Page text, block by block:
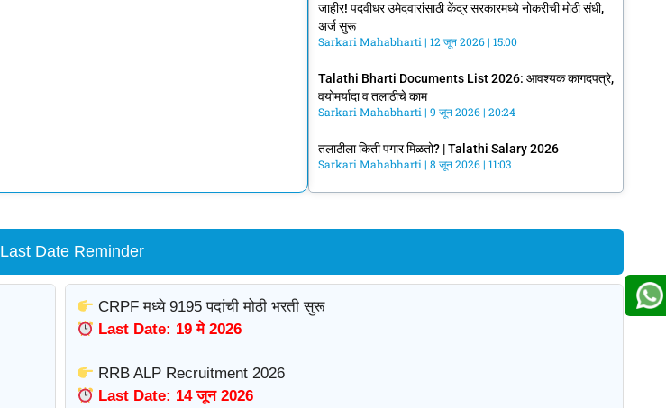
जाहीर! पदवीधर उमेदवारांसाठी केंद्र सरकारमध्ये नोकरीची मोठी संधी,
अर्ज सुरू
Sarkari Mahabharti
12 जून 2026 15:00
Talathi Bharti Documents List 2026: आवश्यक कागदपत्रे,
वयोमर्यादा व तलाठीचे काम
Sarkari Mahabharti
9 जून 2026 20:24
तलाठीला किती पगार मिळतो? | Talathi Salary 2026
Sarkari Mahabharti
8 जून 2026 11:03
Last Date Reminder
CRPF मध्ये 9195 पदांची मोठी भरती सुरू
Last Date: 19 मे 2026
RRB ALP Recruitment 2026
Last Date: 14 जून 2026